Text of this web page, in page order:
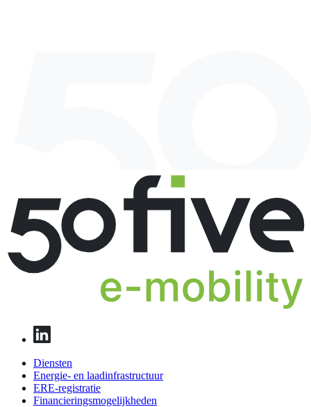
Diensten
Energie- en laadinfrastructuur
ERE-registratie
Financierings­mogelijkheden